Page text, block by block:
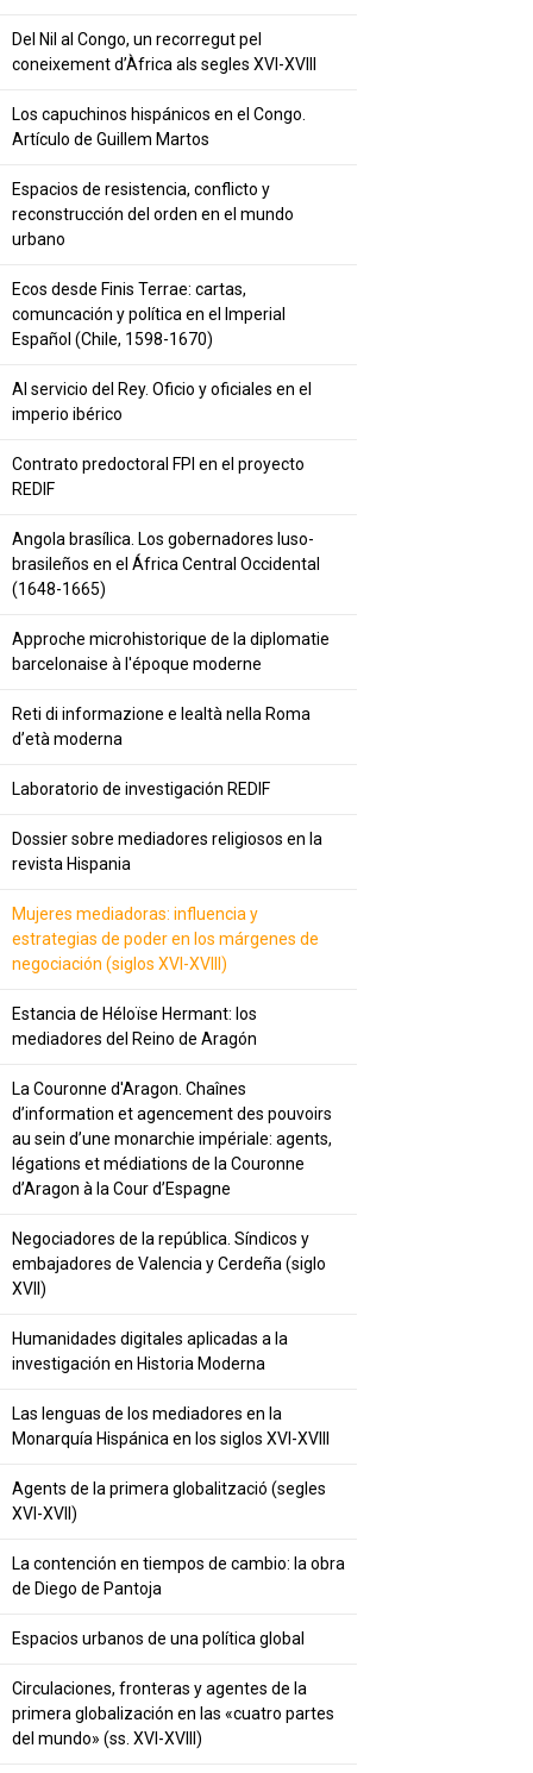
Del Nil al Congo, un recorregut pel
coneixement d’Àfrica als segles XVI-XVIII
Los capuchinos hispánicos en el Congo.
Artículo de Guillem Martos
Espacios de resistencia, conflicto y
reconstrucción del orden en el mundo
urbano
Ecos desde Finis Terrae: cartas,
comuncación y política en el Imperial
Español (Chile, 1598-1670)
Al servicio del Rey. Oficio y oficiales en el
imperio ibérico
Contrato predoctoral FPI en el proyecto
REDIF
Angola brasílica. Los gobernadores luso-
brasileños en el África Central Occidental
(1648-1665)
Approche microhistorique de la diplomatie
barcelonaise à l'époque moderne
Reti di informazione e lealtà nella Roma
d’età moderna
Laboratorio de investigación REDIF
Dossier sobre mediadores religiosos en la
revista Hispania
Mujeres mediadoras: influencia y
estrategias de poder en los márgenes de
negociación (siglos XVI-XVIII)
Estancia de Héloïse Hermant: los
mediadores del Reino de Aragón
La Couronne d'Aragon. Chaînes
d’information et agencement des pouvoirs
au sein d’une monarchie impériale: agents,
légations et médiations de la Couronne
d’Aragon à la Cour d’Espagne
Negociadores de la república. Síndicos y
embajadores de Valencia y Cerdeña (siglo
XVII)
Humanidades digitales aplicadas a la
investigación en Historia Moderna
Las lenguas de los mediadores en la
Monarquía Hispánica en los siglos XVI-XVIII
Agents de la primera globalització (segles
XVI-XVII)
La contención en tiempos de cambio: la obra
de Diego de Pantoja
Espacios urbanos de una política global
Circulaciones, fronteras y agentes de la
primera globalización en las «cuatro partes
del mundo» (ss. XVI-XVIII)